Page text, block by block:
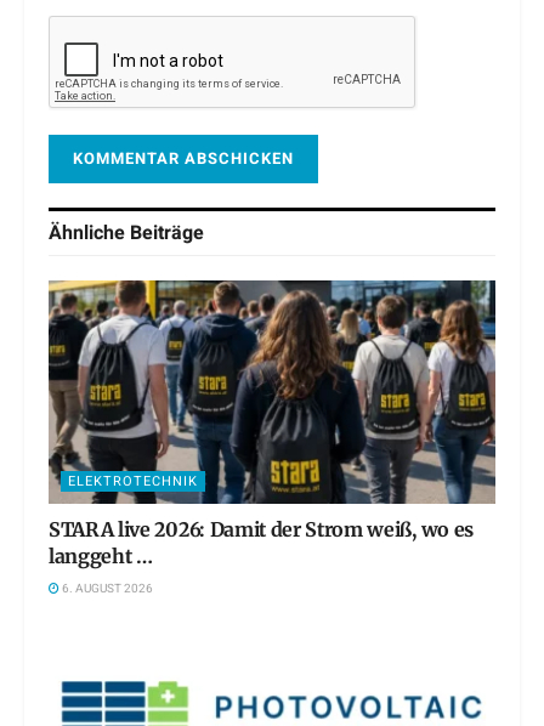
Ähnliche Beiträge
ELEKTROTECHNIK
STARA live 2026: Damit der Strom weiß, wo es
langgeht …
6. AUGUST 2026